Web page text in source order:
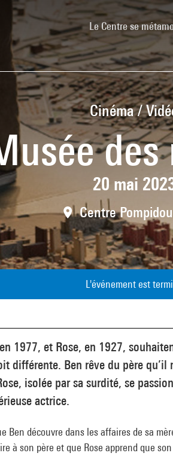
Le Centre se
Cinéma /
20 mai
Centre
L'événement est
1977, et Rose, en 1927,
différente. Ben rêve du père qu’il
isolée par sa surdité, se
actrice.
Ben découvre dans les affaires de sa
à son père et que Rose apprend que